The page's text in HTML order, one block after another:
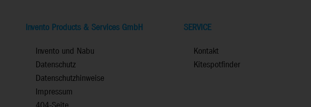
Invento Products & Services GmbH
Invento und Nabu
Datenschutz
Datenschutzhinweise
Impressum
SERVICE
Kontakt
Kitespotfinder